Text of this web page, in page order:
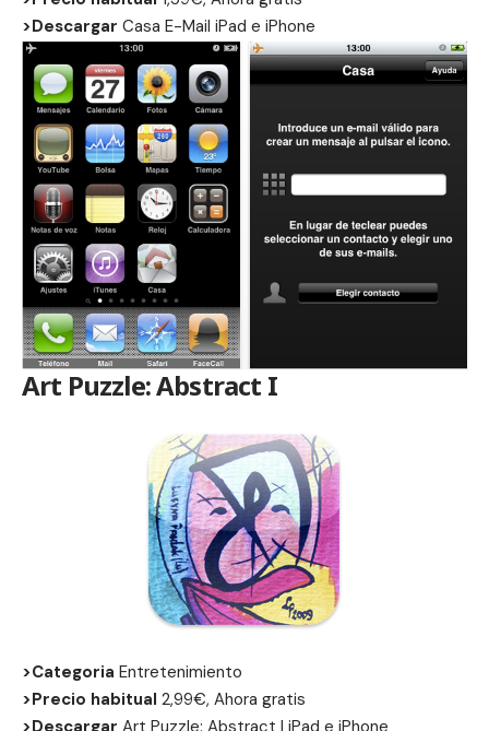
>Descargar Casa E-Mail iPad e iPhone
Art Puzzle: Abstract I
>Categoria Entretenimiento
>Precio habitual 2,99€, Ahora gratis
>Descargar Art Puzzle: Abstract I iPad e iPhone